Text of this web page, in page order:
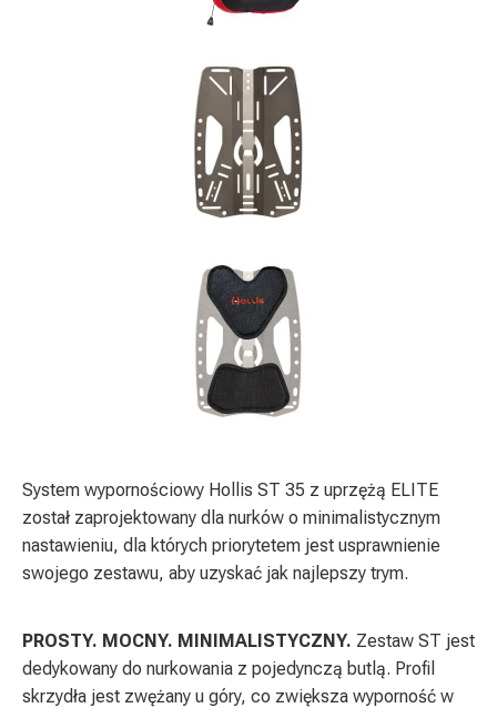
System wypornościowy Hollis ST 35 z uprzężą ELITE
został zaprojektowany dla nurków o minimalistycznym
nastawieniu, dla których priorytetem jest usprawnienie
swojego zestawu, aby uzyskać jak najlepszy trym.
PROSTY. MOCNY. MINIMALISTYCZNY. Zestaw ST jest
dedykowany do nurkowania z pojedynczą butlą. Profil
skrzydła jest zwężany u góry, co zwiększa wyporność w